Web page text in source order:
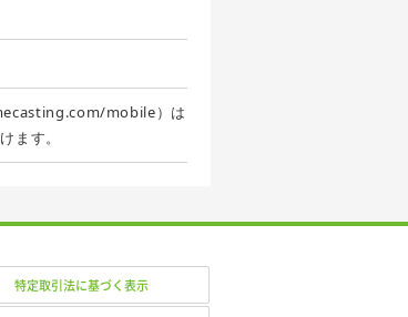
mobile）は
ます。
特定取引法に基づく表示